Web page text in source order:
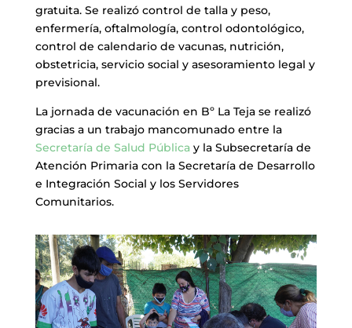
gratuita. Se realizó control de talla y peso,
enfermería, oftalmología, control odontológico,
control de calendario de vacunas, nutrición,
obstetricia, servicio social y asesoramiento legal y
previsional.
La jornada de vacunación en Bº La Teja se realizó
gracias a un trabajo mancomunado entre la
Secretaría de Salud Pública y la Subsecretaría de
Atención Primaria con la Secretaría de Desarrollo
e Integración Social y los Servidores
Comunitarios.